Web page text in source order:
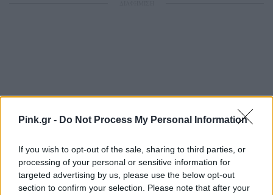
Pink.gr - Do Not Process My Personal Information
If you wish to opt-out of the sale, sharing to third parties, or
processing of your personal or sensitive information for
targeted advertising by us, please use the below opt-out
section to confirm your selection. Please note that after your